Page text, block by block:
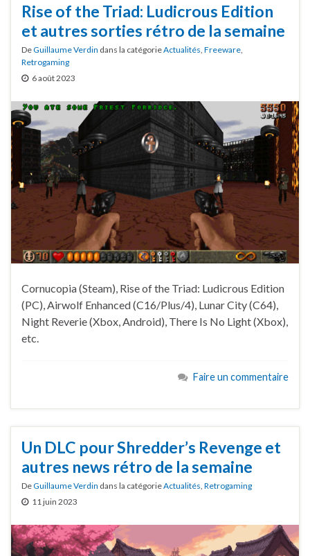
Rise of the Triad: Ludicrous Edition
et autres sorties rétro de la semaine
DeGuillaume Verdin dans la catégorieActualités Freeware
Retrogaming
6 août 2023
Cornucopia (Steam), Rise of the Triad: Ludicrous Edition
(PC), Airwolf Enhanced (C16/Plus/4), Lunar City (C64),
Night Reverie (Xbox, Android), There Is No Light (Xbox),
etc.
Faire un commentaire
Un DLC pour Shredder’s Revenge et
autres news rétro de la semaine
DeGuillaume Verdin dans la catégorieActualités Retrogaming
11 juin 2023